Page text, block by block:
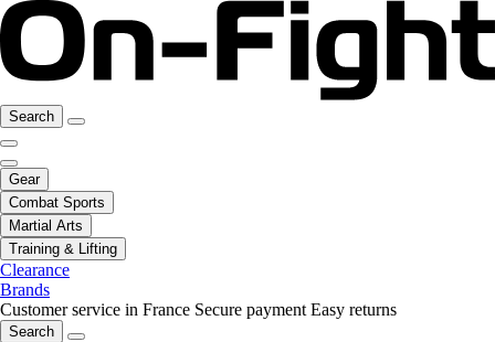
Search
Gear
Combat Sports
Martial Arts
Training & Lifting
Clearance
Brands
Customer service in France Secure payment Easy returns
Search